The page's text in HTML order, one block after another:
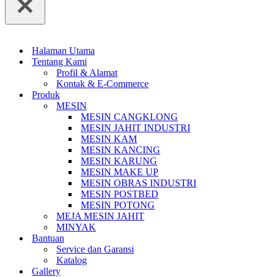
Halaman Utama
Tentang Kami
Profil & Alamat
Kontak & E-Commerce
Produk
MESIN
MESIN CANGKLONG
MESIN JAHIT INDUSTRI
MESIN KAM
MESIN KANCING
MESIN KARUNG
MESIN MAKE UP
MESIN OBRAS INDUSTRI
MESIN POSTBED
MESIN POTONG
MEJA MESIN JAHIT
MINYAK
Bantuan
Service dan Garansi
Katalog
Gallery